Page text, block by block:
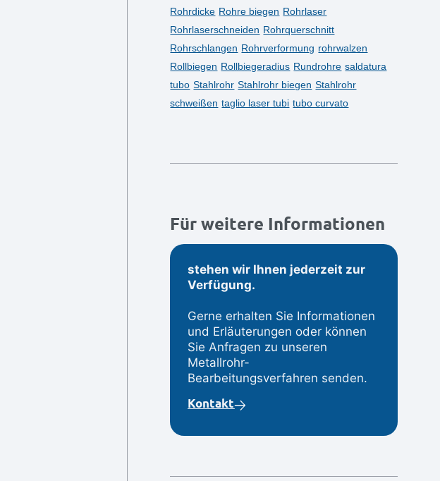
Rohrdicke Rohre biegen Rohrlaser
Rohrlaserschneiden Rohrquerschnitt
Rohrschlangen Rohrverformung rohrwalzen
Rollbiegen Rollbiegeradius Rundrohre saldatura
tubo Stahlrohr Stahlrohr biegen Stahlrohr
schweißen taglio laser tubi tubo curvato
Für weitere Informationen
stehen wir Ihnen jederzeit zur
Verfügung.
Gerne erhalten Sie Informationen
und Erläuterungen oder können
Sie Anfragen zu unseren
Metallrohr-
Bearbeitungsverfahren senden.
Kontakt